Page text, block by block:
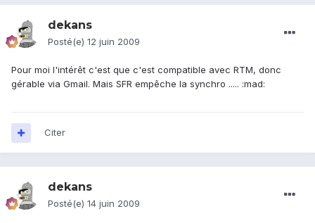
dekans
Posté(e) 12 juin 2009
Pour moi l'intérêt c'est que c'est compatible avec RTM, donc
gérable via Gmail. Mais SFR empêche la synchro ..... :mad:
Citer
dekans
Posté(e) 14 juin 2009